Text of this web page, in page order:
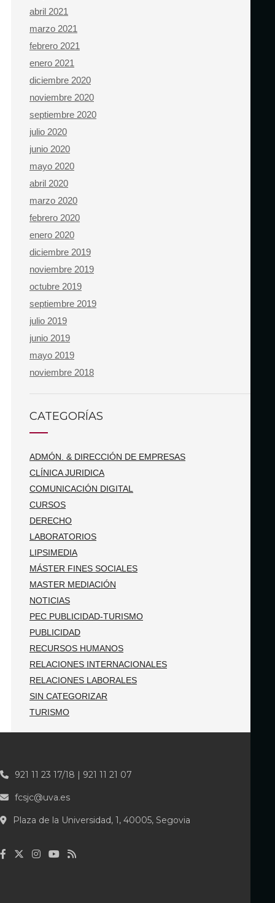
abril 2021
marzo 2021
febrero 2021
enero 2021
diciembre 2020
noviembre 2020
septiembre 2020
julio 2020
junio 2020
mayo 2020
abril 2020
marzo 2020
febrero 2020
enero 2020
diciembre 2019
noviembre 2019
octubre 2019
septiembre 2019
julio 2019
junio 2019
mayo 2019
noviembre 2018
CATEGORÍAS
ADMÓN. & DIRECCIÓN DE EMPRESAS
CLÍNICA JURIDICA
COMUNICACIÓN DIGITAL
CURSOS
DERECHO
LABORATORIOS
LIPSIMEDIA
MÁSTER FINES SOCIALES
MASTER MEDIACIÓN
NOTICIAS
PEC PUBLICIDAD-TURISMO
PUBLICIDAD
RECURSOS HUMANOS
RELACIONES INTERNACIONALES
RELACIONES LABORALES
SIN CATEGORIZAR
TURISMO
921 11 23 17/18 | 921 11 21 07
fcsjc@uva.es
Plaza de la Universidad, 1, 40005, Segovia